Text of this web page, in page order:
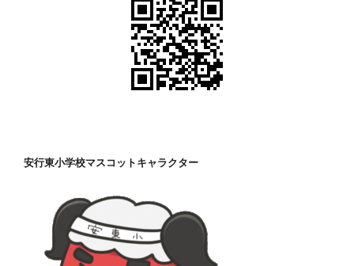
安行東小学校マスコットキャラクター